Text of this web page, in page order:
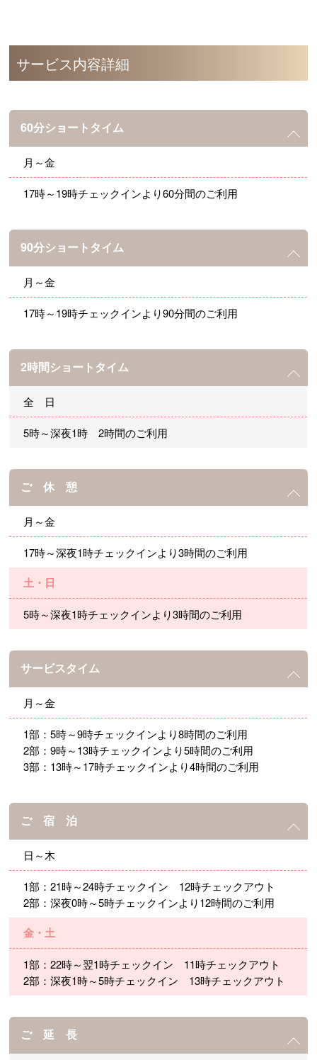
サービス内容詳細
60分ショートタイム
月～金
17時～19時チェックインより60分間のご利用
90分ショートタイム
月～金
17時～19時チェックインより90分間のご利用
2時間ショートタイム
全 日
5時～深夜1時 2時間のご利用
ご 休 憩
月～金
17時～深夜1時チェックインより3時間のご利用
土・日
5時～深夜1時チェックインより3時間のご利用
サービスタイム
月～金
1部：5時～9時チェックインより8時間のご利用
2部：9時～13時チェックインより5時間のご利用
3部：13時～17時チェックインより4時間のご利用
ご 宿 泊
日～木
1部：21時～24時チェックイン 12時チェックアウト
2部：深夜0時～5時チェックインより12時間のご利用
金・土
1部：22時～翌1時チェックイン 11時チェックアウト
2部：深夜1時～5時チェックイン 13時チェックアウト
ご 延 長